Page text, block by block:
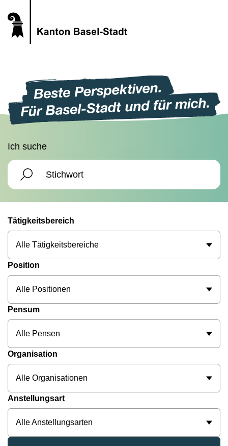
Ich suche
Tätigkeitsbereich
Alle Tätigkeitsbereiche
Position
Alle Positionen
Pensum
Alle Pensen
Organisation
Alle Organisationen
Anstellungsart
Alle Anstellungsarten